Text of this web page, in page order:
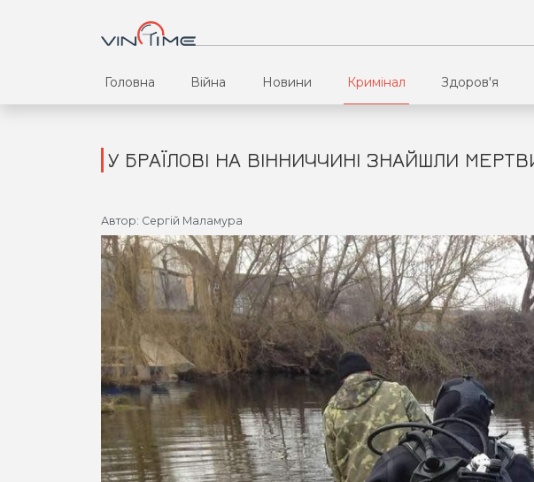
Головна Війна Новини Кримінал Здоров'я
У БРАЇЛОВІ НА ВІННИЧЧИНІ ЗНАЙШЛИ
Автор: Сергій Маламура